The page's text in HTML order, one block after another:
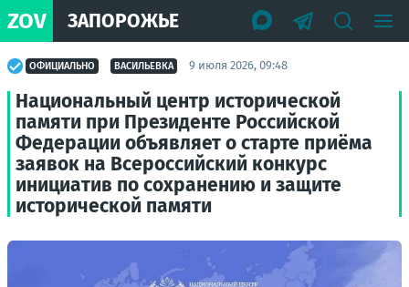
ZOV ЗАПОРОЖЬЕ
ОФИЦИАЛЬНО ВАСИЛЬЕВКА 9 июля 2026, 09:48
Национальный центр исторической
памяти при Президенте Российской
Федерации объявляет о старте приёма
заявок на Всероссийский конкурс
инициатив по сохранению и защите
исторической памяти